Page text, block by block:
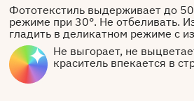
Фототекстиль выдерживает до
режиме при 30°. Не отбеливать.
гладить в деликатном режиме с
Не выгорает, не
краситель впекается в